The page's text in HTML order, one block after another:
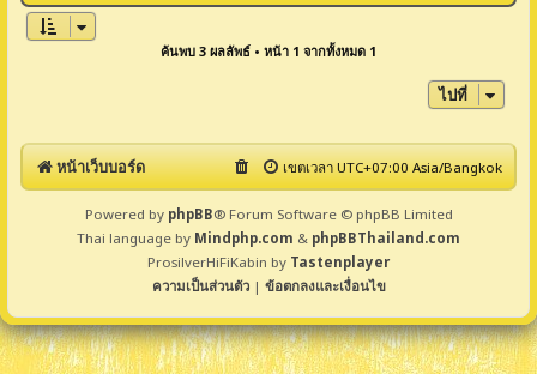
ค้นพบ 3 ผลลัพธ์ • หน้า 1 จากทั้งหมด 1
ไปที่
หน้าเว็บบอร์ด เขตเวลา UTC+07:00 Asia/Bangkok
Powered by phpBB® Forum Software © phpBB Limited
Thai language by Mindphp.com & phpBBThailand.com
ProsilverHiFiKabin by Tastenplayer
ความเป็นส่วนตัว| ข้อตกลงและเงื่อนไข